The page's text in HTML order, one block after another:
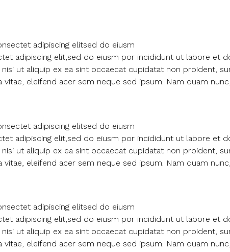
adipiscing elitsed do eiusm
adipiscing elit,sed do eiusm por incididunt ut labore et
ut aliquip ex ea sint occaecat cupidatat non proident,
vitae, eleifend acer sem neque sed ipsum. Nam quam
adipiscing elitsed do eiusm
adipiscing elit,sed do eiusm por incididunt ut labore et
ut aliquip ex ea sint occaecat cupidatat non proident,
vitae, eleifend acer sem neque sed ipsum. Nam quam
adipiscing elitsed do eiusm
adipiscing elit,sed do eiusm por incididunt ut labore et
ut aliquip ex ea sint occaecat cupidatat non proident,
vitae, eleifend acer sem neque sed ipsum. Nam quam